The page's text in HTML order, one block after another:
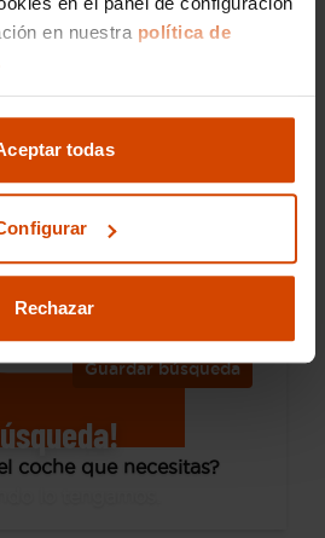
en nuestra política de
todas
Rechazar
S&S ETG Feel
101.349 km
Automática
Tenerife Norte
Guardar búsqueda
coche que necesitas?